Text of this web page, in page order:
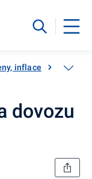
inflace Ceny
dovozu